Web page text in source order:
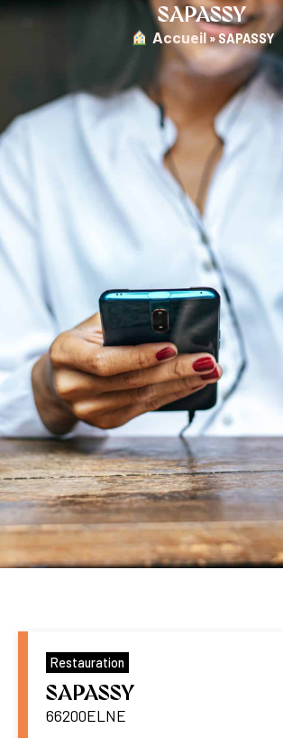
SAPASSY
︎ Accueil»SAPASSY
Restauration
SAPASSY
66200ELNE